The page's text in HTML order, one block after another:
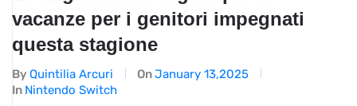
vacanze per i genitori impegnati
questa stagione
By Quintilia Arcuri OnJanuary 13,2025
In Nintendo Switch